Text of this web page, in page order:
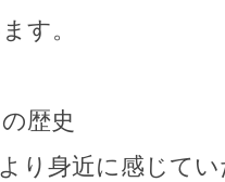
す。
歴史
り身近に感じて